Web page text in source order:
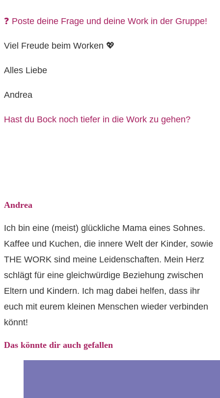
❓ Poste deine Frage und deine Work in der Gruppe!
Viel Freude beim Worken 💖
Alles Liebe
Andrea
Hast du Bock noch tiefer in die Work zu gehen?
Andrea
Ich bin eine (meist) glückliche Mama eines Sohnes.
Kaffee und Kuchen, die innere Welt der Kinder, sowie
THE WORK sind meine Leidenschaften. Mein Herz
schlägt für eine gleichwürdige Beziehung zwischen
Eltern und Kindern. Ich mag dabei helfen, dass ihr
euch mit eurem kleinen Menschen wieder verbinden
könnt!
Das könnte dir auch gefallen